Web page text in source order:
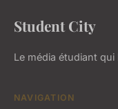
Student City
Le média étudiant
NAVIGATION